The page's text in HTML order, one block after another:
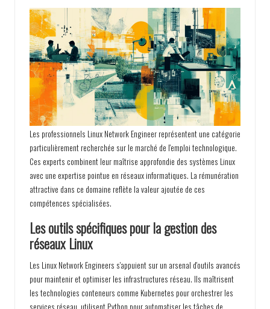
Les professionnels Linux Network Engineer représentent une catégorie
particulièrement recherchée sur le marché de l'emploi technologique.
Ces experts combinent leur maîtrise approfondie des systèmes Linux
avec une expertise pointue en réseaux informatiques. La rémunération
attractive dans ce domaine reflète la valeur ajoutée de ces
compétences spécialisées.
Les outils spécifiques pour la gestion des
réseaux Linux
Les Linux Network Engineers s'appuient sur un arsenal d'outils avancés
pour maintenir et optimiser les infrastructures réseau. Ils maîtrisent
les technologies conteneurs comme Kubernetes pour orchestrer les